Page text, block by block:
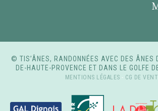
© TIS’ÂNES, RANDONNÉES AVEC DES ÂNES
DE-HAUTE-PROVENCE ET DANS LE GOLFE
MENTIONS LÉGALES - CG DE